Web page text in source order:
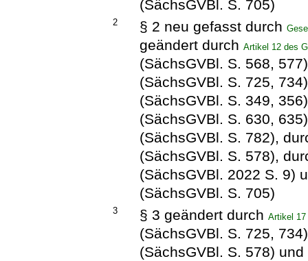
(SächsGVBl. S. 705)
2 § 2 neu gefasst durch
geändert durchArtikel 12 des
(SächsGVBl. S. 568,
(SächsGVBl. S. 725,
(SächsGVBl. S. 349,
(SächsGVBl. S. 630,
(SächsGVBl. S. 782),
(SächsGVBl. S. 578),
(SächsGVBl. 2022 S. 9)
(SächsGVBl. S. 705)
3 § 3 geändert durchArtikel
(SächsGVBl. S. 725,
(SächsGVBl. S. 578)